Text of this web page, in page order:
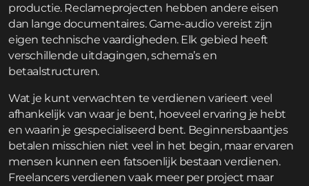
productie. Reclameprojecten hebben andere eisen
dan lange documentaires. Game-audio vereist zijn
eigen technische vaardigheden. Elk gebied heeft
verschillende uitdagingen, schema’s en
betaalstructuren.
Wat je kunt verwachten te verdienen varieert veel
afhankelijk van waar je bent, hoeveel ervaring je hebt
en waarin je gespecialiseerd bent. Beginnersbaantjes
betalen misschien niet veel in het begin, maar ervaren
mensen kunnen een fatsoenlijk bestaan verdienen.
Freelancers verdienen vaak meer per project maar